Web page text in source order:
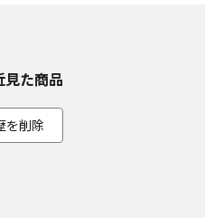
見た商品
を削除